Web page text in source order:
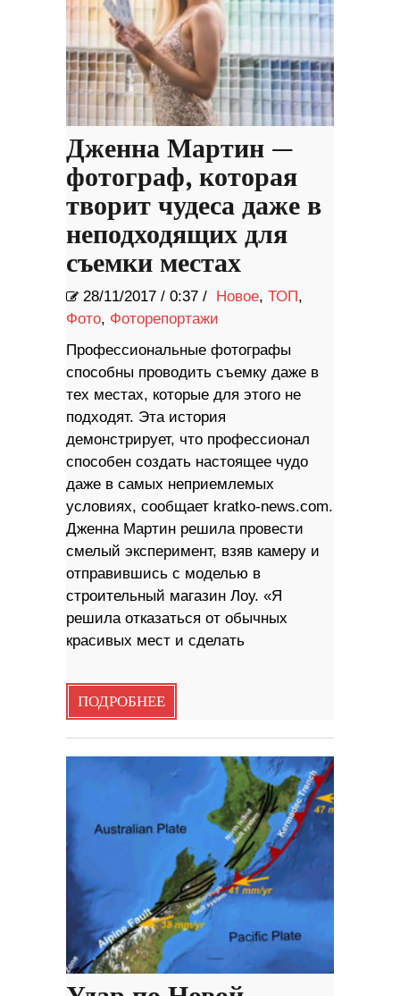
Дженна Мартин —
фотограф, которая
творит чудеса даже в
неподходящих для
съемки местах
28/11/2017 / 0:37 / Новое, ТОП,
Фото, Фоторепортажи
Профессиональные фотографы
способны проводить съемку даже в
тех местах, которые для этого не
подходят. Эта история
демонстрирует, что профессионал
способен создать настоящее чудо
даже в самых неприемлемых
условиях, сообщает kratko-news.com.
Дженна Мартин решила провести
смелый эксперимент, взяв камеру и
отправившись с моделью в
строительный магазин Лоу. «Я
решила отказаться от обычных
красивых мест и сделать
ПОДРОБНЕЕ